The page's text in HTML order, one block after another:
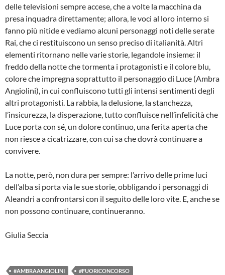
delle televisioni sempre accese, che a volte la macchina da
presa inquadra direttamente; allora, le voci al loro interno si
fanno più nitide e vediamo alcuni personaggi noti delle serate
Rai, che ci restituiscono un senso preciso di italianità. Altri
elementi ritornano nelle varie storie, legandole insieme: il
freddo della notte che tormenta i protagonisti e il colore blu,
colore che impregna soprattutto il personaggio di Luce (Ambra
Angiolini), in cui confluiscono tutti gli intensi sentimenti degli
altri protagonisti. La rabbia, la delusione, la stanchezza,
l’insicurezza, la disperazione, tutto confluisce nell’infelicità che
Luce porta con sé, un dolore continuo, una ferita aperta che
non riesce a cicatrizzare, con cui sa che dovrà continuare a
convivere.
La notte, però, non dura per sempre: l’arrivo delle prime luci
dell’alba si porta via le sue storie, obbligando i personaggi di
Aleandri a confrontarsi con il seguito delle loro vite. E, anche se
non possono continuare, continueranno.
Giulia Seccia
#AMBRAANGIOLINI
#FUORICONCORSO